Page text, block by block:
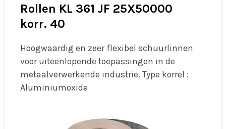
Rollen KL 361 JF 25X50000
korr. 40
Hoogwaardig en zeer flexibel schuurlinnen
voor uiteenlopende toepassingen in de
metaalverwerkende industrie. Type korrel :
Aluminiumoxide